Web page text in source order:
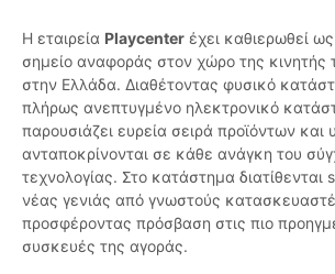
Η εταιρεία Playcenter έχει καθιερωθεί
σημείο αναφοράς στον χώρο της κινητής
στην Ελλάδα. Διαθέτοντας φυσικό
πλήρως ανεπτυγμένο ηλεκτρονικό
παρουσιάζει ευρεία σειρά προϊόντων και
ανταποκρίνονται σε κάθε ανάγκη του
τεχνολογίας. Στο κατάστημα διατίθενται
νέας γενιάς από γνωστούς
προσφέροντας πρόσβαση στις πιο
συσκευές της αγοράς.